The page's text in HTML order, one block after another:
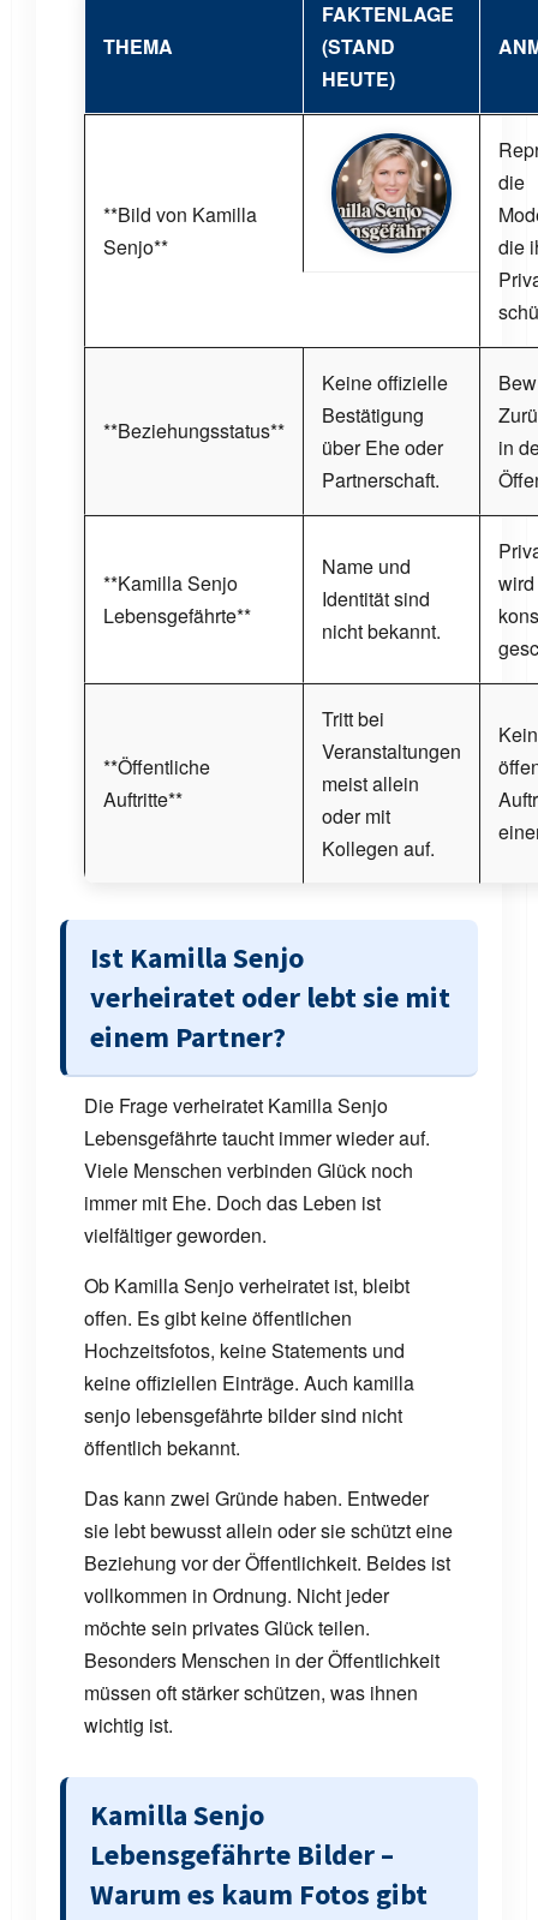
THEMA
FAKTENLAGE
(STAND
HEUTE)
**Bild von Kamilla
Senjo**
die
die
**Beziehungsstatus**
Keine offizielle
Bestätigung
über Ehe oder
Partnerschaft.
in
**Kamilla Senjo
Lebensgefährte**
Name und
Identität sind
nicht bekannt.
wird
**Öffentliche
Auftritte**
Tritt bei
Veranstaltungen
meist allein
oder mit
Kollegen auf.
Ist Kamilla Senjo
verheiratet oder lebt sie mit
einem Partner?
Die Frage verheiratet Kamilla Senjo
Lebensgefährte taucht immer wieder auf.
Viele Menschen verbinden Glück noch
immer mit Ehe. Doch das Leben ist
vielfältiger geworden.
Ob Kamilla Senjo verheiratet ist, bleibt
offen. Es gibt keine öffentlichen
Hochzeitsfotos, keine Statements und
keine offiziellen Einträge. Auch kamilla
senjo lebensgefährte bilder sind nicht
öffentlich bekannt.
Das kann zwei Gründe haben. Entweder
sie lebt bewusst allein oder sie schützt eine
Beziehung vor der Öffentlichkeit. Beides ist
vollkommen in Ordnung. Nicht jeder
möchte sein privates Glück teilen.
Besonders Menschen in der Öffentlichkeit
müssen oft stärker schützen, was ihnen
wichtig ist.
Kamilla Senjo
Lebensgefährte Bilder –
Warum es kaum Fotos gibt